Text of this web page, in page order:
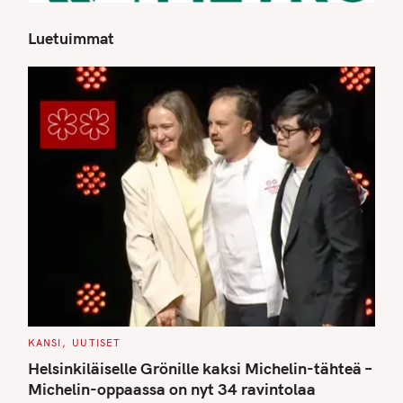
Luetuimmat
C
T
E
G
O
KANSI UUTISET
Helsinkiläiselle Grönille kaksi Michelin-tähteä –
Michelin-oppaassa on nyt 34 ravintolaa
S
e
a